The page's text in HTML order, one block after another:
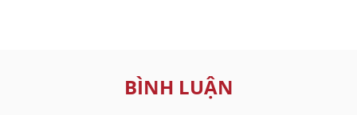
BÌNH LUẬN